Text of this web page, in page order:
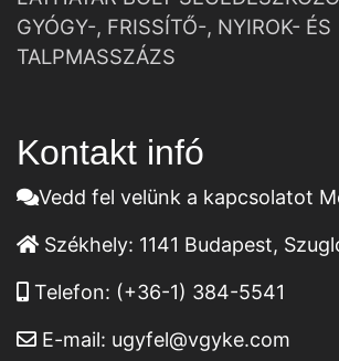
GYÓGY-, FRISSÍTŐ-, NYIROK- ÉS
TALPMASSZÁZS
Kontakt infó
Vedd fel velünk a kapcsolatot
Székhely: 1141 Budapest,
Telefon: (+36-1) 384-5541
E-mail: ugyfel@vgyke.com